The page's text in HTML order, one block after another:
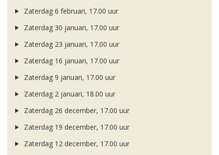
Zaterdag 6 februari, 17.00 uur
Zaterdag 30 januari, 17.00 uur
Zaterdag 23 januari, 17.00 uur
Zaterdag 16 januari, 17.00 uur
Zaterdag 9 januari, 17.00 uur
Zaterdag 2 januari, 18.00 uur
Zaterdag 26 december, 17.00 uur
Zaterdag 19 december, 17.00 uur
Zaterdag 12 december, 17.00 uur